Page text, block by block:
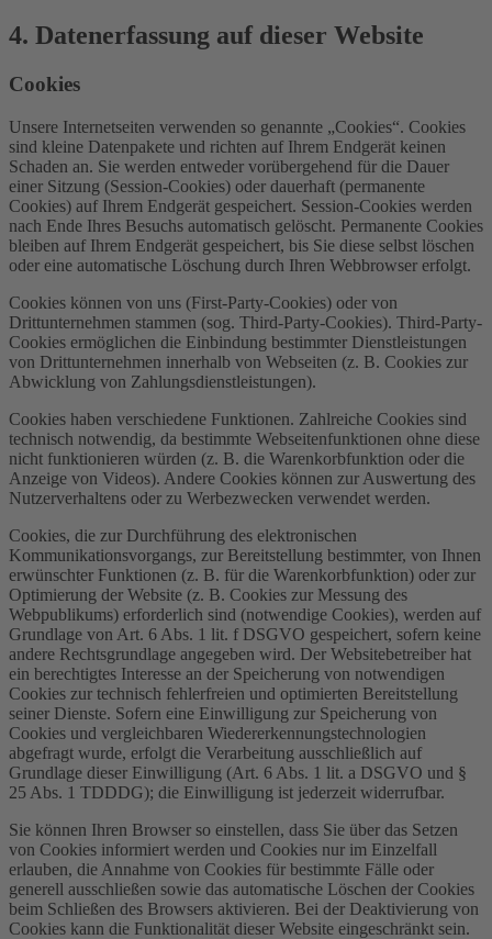
4. Datenerfassung auf dieser Website
Cookies
Unsere Internetseiten verwenden so genannte „Cookies“. Cookies
sind kleine Datenpakete und richten auf Ihrem Endgerät keinen
Schaden an. Sie werden entweder vorübergehend für die Dauer
einer Sitzung (Session-Cookies) oder dauerhaft (permanente
Cookies) auf Ihrem Endgerät gespeichert. Session-Cookies werden
nach Ende Ihres Besuchs automatisch gelöscht. Permanente Cookies
bleiben auf Ihrem Endgerät gespeichert, bis Sie diese selbst löschen
oder eine automatische Löschung durch Ihren Webbrowser erfolgt.
Cookies können von uns (First-Party-Cookies) oder von
Drittunternehmen stammen (sog. Third-Party-Cookies). Third-Party-
Cookies ermöglichen die Einbindung bestimmter Dienstleistungen
von Drittunternehmen innerhalb von Webseiten (z. B. Cookies zur
Abwicklung von Zahlungsdienstleistungen).
Cookies haben verschiedene Funktionen. Zahlreiche Cookies sind
technisch notwendig, da bestimmte Webseitenfunktionen ohne diese
nicht funktionieren würden (z. B. die Warenkorbfunktion oder die
Anzeige von Videos). Andere Cookies können zur Auswertung des
Nutzerverhaltens oder zu Werbezwecken verwendet werden.
Cookies, die zur Durchführung des elektronischen
Kommunikationsvorgangs, zur Bereitstellung bestimmter, von Ihnen
erwünschter Funktionen (z. B. für die Warenkorbfunktion) oder zur
Optimierung der Website (z. B. Cookies zur Messung des
Webpublikums) erforderlich sind (notwendige Cookies), werden auf
Grundlage von Art. 6 Abs. 1 lit. f DSGVO gespeichert, sofern keine
andere Rechtsgrundlage angegeben wird. Der Websitebetreiber hat
ein berechtigtes Interesse an der Speicherung von notwendigen
Cookies zur technisch fehlerfreien und optimierten Bereitstellung
seiner Dienste. Sofern eine Einwilligung zur Speicherung von
Cookies und vergleichbaren Wiedererkennungstechnologien
abgefragt wurde, erfolgt die Verarbeitung ausschließlich auf
Grundlage dieser Einwilligung (Art. 6 Abs. 1 lit. a DSGVO und §
25 Abs. 1 TDDDG); die Einwilligung ist jederzeit widerrufbar.
Sie können Ihren Browser so einstellen, dass Sie über das Setzen
von Cookies informiert werden und Cookies nur im Einzelfall
erlauben, die Annahme von Cookies für bestimmte Fälle oder
generell ausschließen sowie das automatische Löschen der Cookies
beim Schließen des Browsers aktivieren. Bei der Deaktivierung von
Cookies kann die Funktionalität dieser Website eingeschränkt sein.